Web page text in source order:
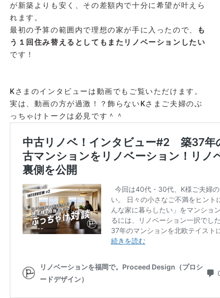
が新築よりも安く、その差額内で十分に希望が叶えら
れます。
最初の予算の範囲内で理想の家が手に入ったので、
も
う１回住み替えるとしてもまたリノベーションしたい
です！
Kさまのインタビューは動画でもご覧いただけます。
実は、動画の方が過激！？飾らないKさまご夫婦のぶ
っちゃけトークは必見です＾＾